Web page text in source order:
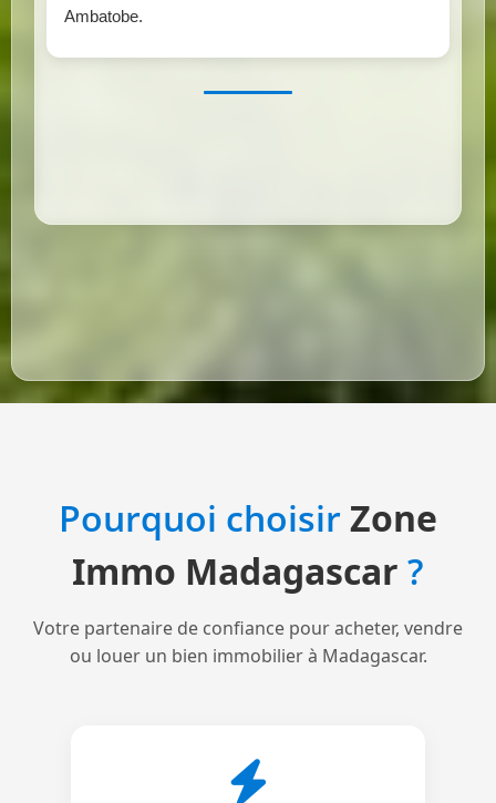
Ambatobe.
Pourquoi choisirZone
Immo Madagascar ?
Votre partenaire de confiance pour acheter, vendre
ou louer un bien immobilier à Madagascar.